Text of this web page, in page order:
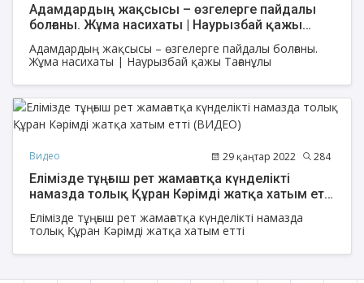
Адамдардың жақсысы – өзгелерге пайдалы
болғаны. Жұма насихаты | Наурызбай қажы
Адамдардың жақсысы – өзгелерге пайдалы болғаны.
Жұма насихаты | Наурызбай қажы Тағанұлы
Видео 29 қаңтар 2022 284
Елімізде тұңғыш рет жамағатқа күнделікті
намазда толық Құран Кәрімді жатқа хатым етті
Елімізде тұңғыш рет жамағатқа күнделікті намазда
толық Құран Кәрімді жатқа хатым етті